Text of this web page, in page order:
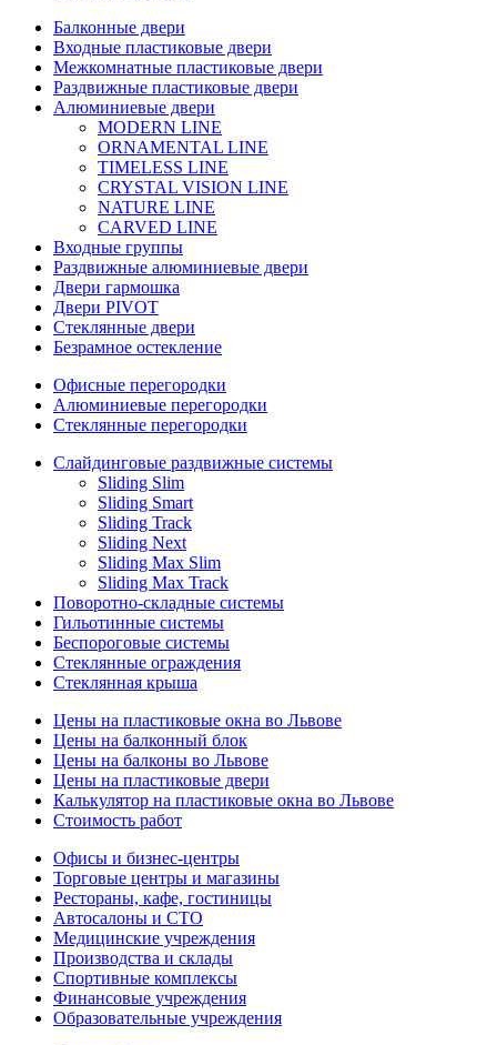
Балконные двери
Входные пластиковые двери
Межкомнатные пластиковые двери
Раздвижные пластиковые двери
Алюминиевые двери
MODERN LINE
ORNAMENTAL LINE
TIMELESS LINE
CRYSTAL VISION LINE
NATURE LINE
CARVED LINE
Входные группы
Раздвижные алюминиевые двери
Двери гармошка
Двери PIVOT
Стеклянные двери
Безрамное остекление
Офисные перегородки
Алюминиевые перегородки
Стеклянные перегородки
Слайдинговые раздвижные системы
Sliding Slim
Sliding Smart
Sliding Track
Sliding Next
Sliding Max Slim
Sliding Max Track
Поворотно-складные системы
Гильотинные системы
Беспороговые системы
Стеклянные ограждения
Стеклянная крыша
Цены на пластиковые окна во Львове
Цены на балконный блок
Цены на балконы во Львове
Цены на пластиковые двери
Калькулятор на пластиковые окна во Львове
Стоимость работ
Офисы и бизнес-центры
Торговые центры и магазины
Рестораны, кафе, гостиницы
Автосалоны и СТО
Медицинские учреждения
Производства и склады
Спортивные комплексы
Финансовые учреждения
Образовательные учреждения